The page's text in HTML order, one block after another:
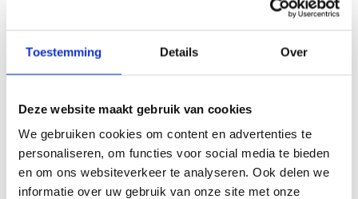
Toestemming Details Over
Deze website maakt gebruik van cookies
We gebruiken cookies om content en advertenties te
personaliseren, om functies voor social media te bieden
en om ons websiteverkeer te analyseren. Ook delen we
informatie over uw gebruik van onze site met onze
vaststaand getal. Door je leefstijl aan te
Een nulmeting nu en een herhaling over
zich ontwikkelen. Onderzoek naar de
‘brain-age gap’ — het verschil tussen je
gemeten en je kalenderleeftijd — is een
actief vakgebied met groeiende inzichten.